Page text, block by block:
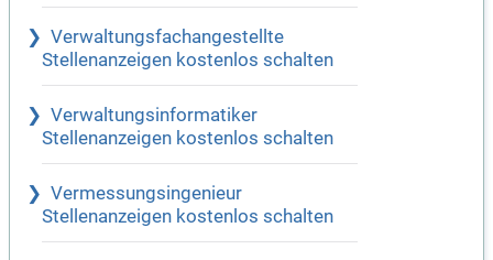
Verwaltungsfachangestellte
Stellenanzeigen kostenlos schalten
Verwaltungsinformatiker
Stellenanzeigen kostenlos schalten
Vermessungsingenieur
Stellenanzeigen kostenlos schalten